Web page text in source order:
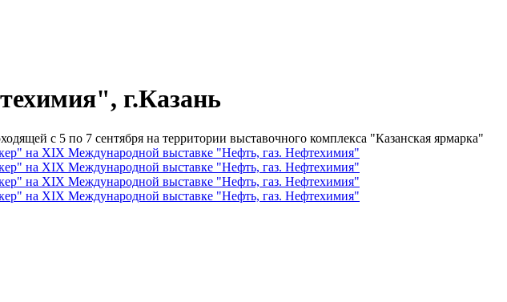
г.Казань
с 5 по 7 сентября на территории выставочного комплекса "Казанская ярмарка"